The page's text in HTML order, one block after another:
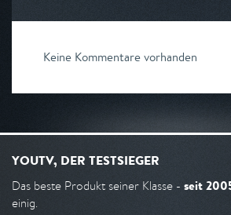
Keine Kommentare vorhanden
YOUTV, DER TESTSIEGER
Das beste Produkt seiner Klasse - seit
einig.